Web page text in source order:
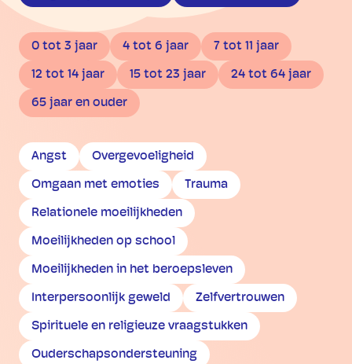
0 tot 3 jaar 4 tot 6 jaar 7 tot 11 jaar
12 tot 14 jaar 15 tot 23 jaar 24 tot 64 jaar
65 jaar en ouder
Angst Overgevoeligheid
Omgaan met emoties Trauma
Relationele moeilijkheden
Moeilijkheden op school
Moeilijkheden in het beroepsleven
Interpersoonlijk geweld Zelfvertrouwen
Spirituele en religieuze vraagstukken
Ouderschapsondersteuning